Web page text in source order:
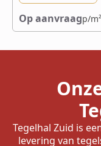
Op aanvraagp/m²
Tegelhal Zuid is
levering van